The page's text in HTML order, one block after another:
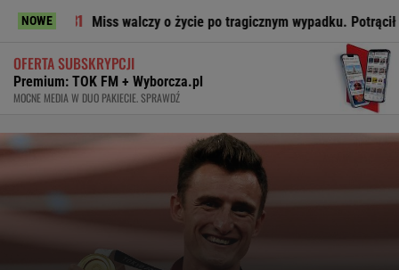
NOWE
Miss walczy o życie po tragicznym wypadku. Potrącił ją
OFERTA SUBSKRYPCJI
Premium: TOK FM + Wyborcza.pl
MOCNE MEDIA W DUO PAKIECIE. SPRAWDŹ